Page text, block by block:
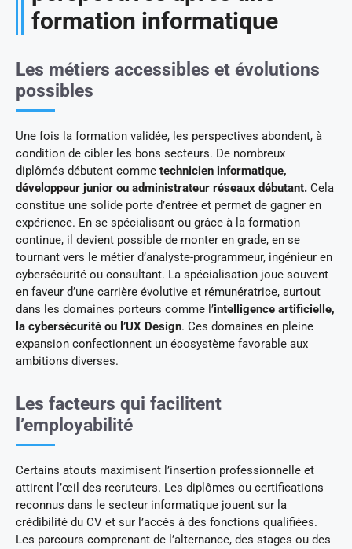
formation informatique
Les métiers accessibles et évolutions
possibles
Une fois la formation validée, les perspectives abondent, à
condition de cibler les bons secteurs. De nombreux
diplômés débutent comme technicien informatique,
développeur junior ou administrateur réseaux débutant. Cela
constitue une solide porte d’entrée et permet de gagner en
expérience. En se spécialisant ou grâce à la formation
continue, il devient possible de monter en grade, en se
tournant vers le métier d’analyste-programmeur, ingénieur en
cybersécurité ou consultant. La spécialisation joue souvent
en faveur d’une carrière évolutive et rémunératrice, surtout
dans les domaines porteurs comme l’intelligence artificielle,
la cybersécurité ou l’UX Design. Ces domaines en pleine
expansion confectionnent un écosystème favorable aux
ambitions diverses.
Les facteurs qui facilitent
l’employabilité
Certains atouts maximisent l’insertion professionnelle et
attirent l’œil des recruteurs. Les diplômes ou certifications
reconnus dans le secteur informatique jouent sur la
crédibilité du CV et sur l’accès à des fonctions qualifiées.
Les parcours comprenant de l’alternance, des stages ou des